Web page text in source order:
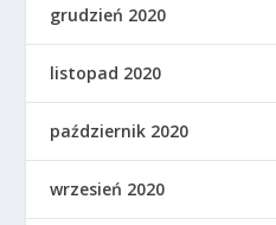
grudzień 2020
listopad 2020
październik 2020
wrzesień 2020